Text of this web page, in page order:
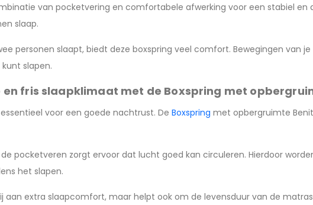
van pocketvering en comfortabele afwerking voor een stabiel en
slaap.
personen slaapt, biedt deze boxspring veel comfort. Bewegingen van
slapen.
fris slaapklimaat met de Boxspring met
voor een goede nachtrust. De Boxspring met opbergruimte
pocketveren zorgt ervoor dat lucht goed kan circuleren. Hierdoor
het slapen.
aan extra slaapcomfort, maar helpt ook om de levensduur van de